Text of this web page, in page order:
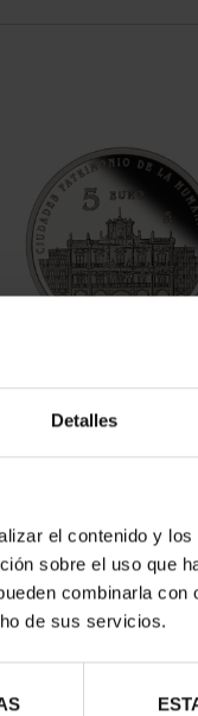
Detalles
el contenido y
sobre el uso que
combinarla
de sus servicios.
73,00 €